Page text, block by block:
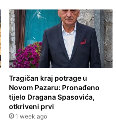
Tragičan kraj potrage u
Novom Pazaru: Pronađeno
tijelo Dragana Spasovića,
otkriveni prvi
1 week ago